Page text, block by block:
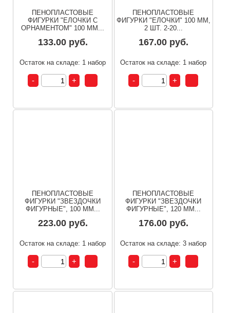
ПЕНОПЛАСТОВЫЕ
ФИГУРКИ "ЕЛОЧКИ С
ОРНАМЕНТОМ" 100 ММ...
133.00 руб.
Остаток на складе: 1 набор
ПЕНОПЛАСТОВЫЕ
ФИГУРКИ "ЕЛОЧКИ" 100 ММ,
2 ШТ. 2-20...
167.00 руб.
Остаток на складе: 1 набор
ПЕНОПЛАСТОВЫЕ
ФИГУРКИ "ЗВЕЗДОЧКИ
ФИГУРНЫЕ", 100 ММ...
223.00 руб.
Остаток на складе: 1 набор
ПЕНОПЛАСТОВЫЕ
ФИГУРКИ "ЗВЕЗДОЧКИ
ФИГУРНЫЕ", 120 ММ...
176.00 руб.
Остаток на складе: 3 набор